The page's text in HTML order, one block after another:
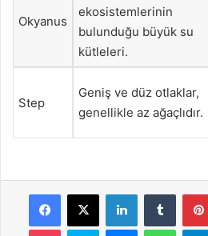
Okyanus
ekosistemlerinin
bulunduğu büyük su
kütleleri.
Step
Geniş ve düz otlaklar,
genellikle az ağaçlıdır.
Facebook
X LinkedInTumblr
Pocket Skype Messenger